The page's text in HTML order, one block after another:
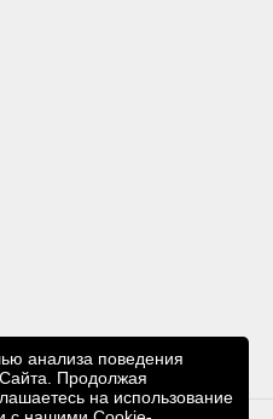
анализа поведения
Продолжая
на использование